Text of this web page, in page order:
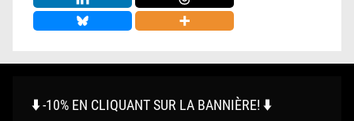
⬇️ -10% EN CLIQUANT SUR LA BANNIÈRE! ⬇️